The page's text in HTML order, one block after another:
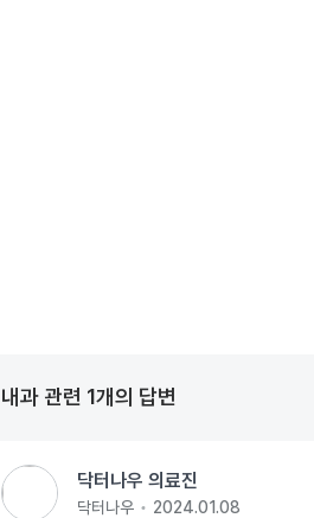
내과 관련 1개의 답변
닥터나우 의료진
닥터나우 2024.01.08